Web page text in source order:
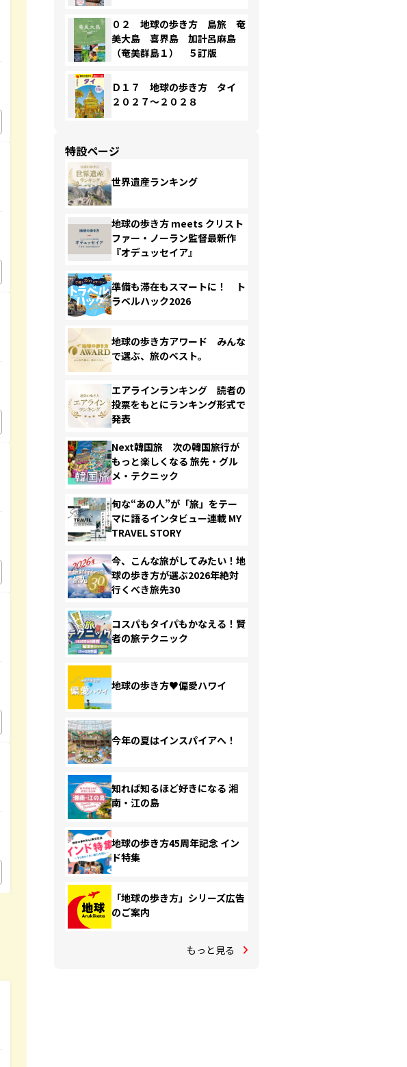
０２ 地球の歩き方 島旅 奄
美大島 喜界島 加計呂麻島
（奄美群島１） ５訂版
Ｄ１７ 地球の歩き方 タイ
２０２７～２０２８
特設ページ
世界遺産ランキング
地球の歩き方 meets クリスト
ファー・ノーラン監督最新作
『オデュッセイア』
準備も滞在もスマートに！ ト
ラベルハック2026
地球の歩き方アワード みんな
で選ぶ、旅のベスト。
エアラインランキング 読者の
投票をもとにランキング形式で
発表
Next韓国旅 次の韓国旅行が
もっと楽しくなる 旅先・グル
メ・テクニック
旬な“あの人”が「旅」をテー
マに語るインタビュー連載 MY
TRAVEL STORY
今、こんな旅がしてみたい！地
球の歩き方が選ぶ2026年絶対
行くべき旅先30
コスパもタイパもかなえる！賢
者の旅テクニック
地球の歩き方♥偏愛ハワイ
今年の夏はインスパイアへ！
知れば知るほど好きになる 湘
南・江の島
地球の歩き方45周年記念 イン
ド特集
「地球の歩き方」シリーズ広告
のご案内
もっと見る